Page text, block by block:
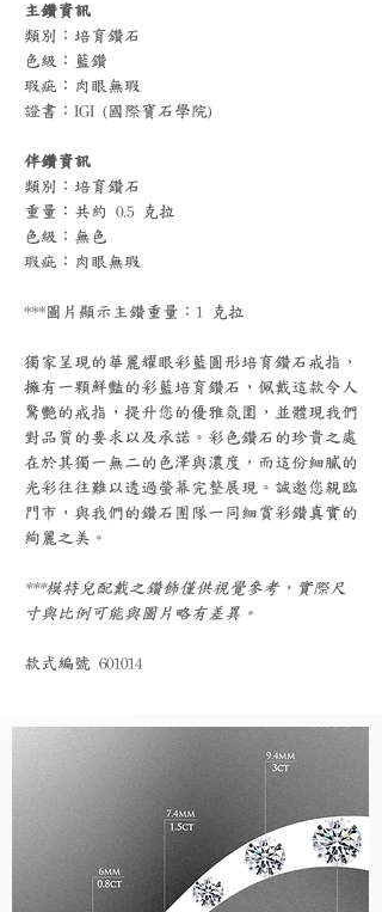
主鑽資訊
類別：培育鑽石
色級：藍鑽
瑕疵：肉眼無瑕
證書：IGI (國際寶石學院)
伴鑽資訊
類別：培育鑽石
重量：共約 0.5 克拉
色級：無色
瑕疵：肉眼無瑕
***圖片顯示主鑽重量：1 克拉
獨家呈現的華麗耀眼彩藍圓形培育鑽石戒指，
擁有一顆鮮豔的彩藍培育鑽石，佩戴這款令人
驚艷的戒指，提升您的優雅氛圍，並體現我們
對品質的要求以及承諾。彩色鑽石的珍貴之處
在於其獨一無二的色澤與濃度，而這份細膩的
光彩往往難以透過螢幕完整展現。誠邀您親臨
門市，與我們的鑽石團隊一同細賞彩鑽真實的
絢麗之美。
***模特兒配戴之鑽飾僅供視覺參考，實際尺
寸與比例可能與圖片略有差異。
款式編號 601014